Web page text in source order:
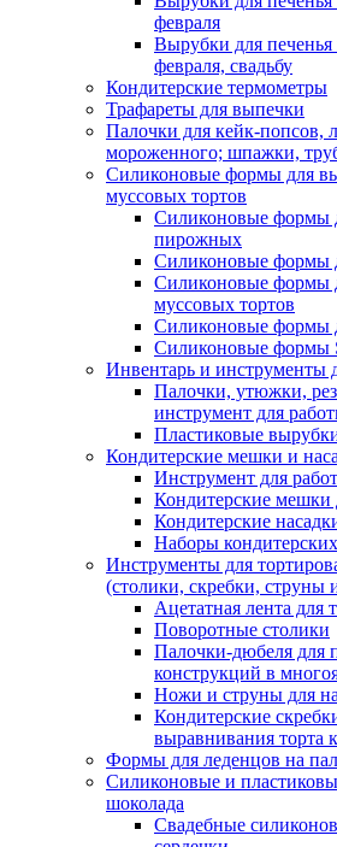
февраля
Вырубки для
февраля, свадьбу
Кондитерские термометры
Трафареты для выпечки
Палочки для кейк-попсов,
мороженного; шпажки,
Силиконовые формы для
муссовых тортов
Силиконовые формы
пирожных
Силиконовые формы
Силиконовые формы
муссовых тортов
Силиконовые формы
Силиконовые формы
Инвентарь и инструменты
Палочки, утюжки,
инструмент для
Пластиковые
Кондитерские мешки и
Инструмент для
Кондитерские мешки
Кондитерские
Наборы
Инструменты для
(столики, скребки, струны
Ацетатная лента для
Поворотные столики
Палочки-дюбеля для
конструкций в
Ножи и струны для
Кондитерские
выравнивания торта
Формы для леденцов на
Силиконовые и
шоколада
Свадебные